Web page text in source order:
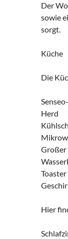
Der
sowie
sorgt.
Küche
Die
Herd
Großer
Toaster
Hier